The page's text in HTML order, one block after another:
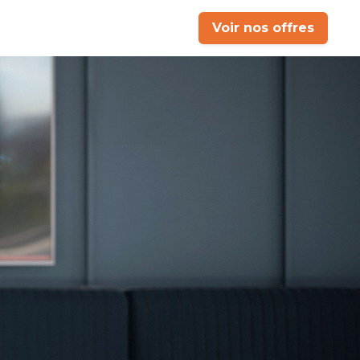
Voir nos offres